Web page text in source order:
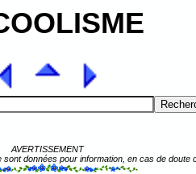
AVERTISSEMENT
données pour information, en cas de doute